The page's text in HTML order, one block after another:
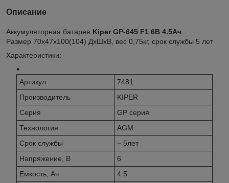
Описание
Аккумуляторная батарея Kiper GP-645 F1 6В 4.5Ач
Размер 70x47x100(104) ДxШxВ, вес 0,75кг, срок службы 5 лет
Характеристики:
Артикул
7481
Производитель
KIPER
Серия
GP серия
Технология
AGM
Cрок службы
~ 5лет
Напряжение, В
6
Емкость, Ач
4.5